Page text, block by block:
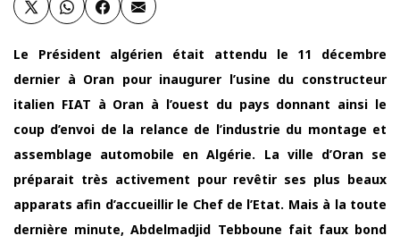
Le Président algérien était attendu le 11 décembre
dernier à Oran pour inaugurer l’usine du constructeur
italien FIAT à Oran à l’ouest du pays donnant ainsi le
coup d’envoi de la relance de l’industrie du montage et
assemblage automobile en Algérie. La ville d’Oran se
préparait très activement pour revêtir ses plus beaux
apparats afin d’accueillir le Chef de l’Etat. Mais à la toute
dernière minute, Abdelmadjid Tebboune fait faux bond